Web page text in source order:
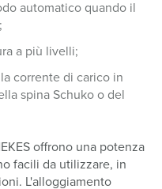
automatico quando il
a più livelli;
corrente di carico in
spina Schuko o del
offrono una potenza
facili da utilizzare, in
L'alloggiamento